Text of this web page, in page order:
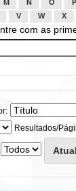
M N O P
V W X
com as
Resultados/